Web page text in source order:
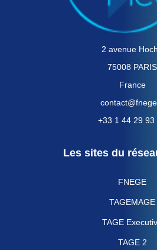
2 avenue
75008 PARIS
France
+33 1 44 29 93
Les sites du
FNEGE
TAGEMAGE
TAGE
TAGE 2